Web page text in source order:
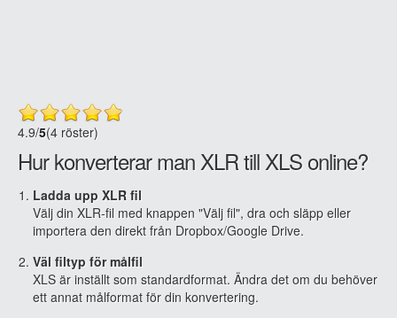
4.9/5(4 röster)
Hur konverterar man XLR till XLS online?
Ladda upp XLR fil
Välj din XLR-fil med knappen "Välj fil", dra och släpp eller
importera den direkt från Dropbox/Google Drive.
Väl filtyp för målfil
XLS är inställt som standardformat. Ändra det om du behöver
ett annat målformat för din konvertering.